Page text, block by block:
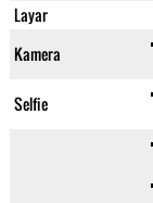
Layar
Kamera
Selfie